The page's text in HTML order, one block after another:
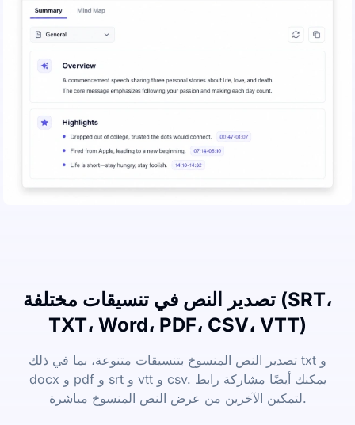
تصدير النص في تنسيقات مختلفة (SRT،
TXT، Word، PDF، CSV، VTT)
تصدير النص المنسوخ بتنسيقات متنوعة، بما في ذلك txt و
docx و pdf و srt و vtt و csv. يمكنك أيضًا مشاركة رابط
لتمكين الآخرين من عرض النص المنسوخ مباشرة.